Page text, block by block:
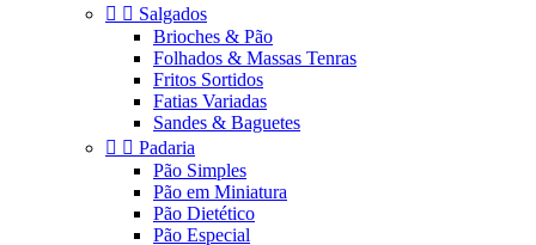
  Salgados
Brioches & Pão
Folhados & Massas Tenras
Fritos Sortidos
Fatias Variadas
Sandes & Baguetes
  Padaria
Pão Simples
Pão em Miniatura
Pão Dietético
Pão Especial